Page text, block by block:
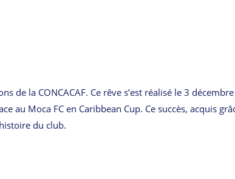
de la CONCACAF. Ce rêve s’est réalisé le 3 décembre
au Moca FC en Caribbean Cup. Ce succès, acquis
du club.